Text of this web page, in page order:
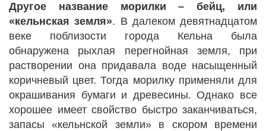
Другое название морилки – бейц, или
«кельнская земля». В далеком девятнадцатом
веке поблизости города Кельна была
обнаружена рыхлая перегнойная земля, при
растворении она придавала воде насыщенный
коричневый цвет. Тогда морилку применяли для
окрашивания бумаги и древесины. Однако все
хорошее имеет свойство быстро заканчиваться,
запасы «кельнской земли» в скором времени